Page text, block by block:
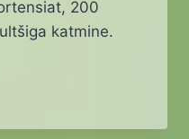
200
katmine.